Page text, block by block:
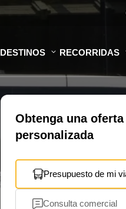
DESTINOS RECORRIDAS
Obtenga una oferta
personalizada
Presupuesto de mi
Consulta comercial